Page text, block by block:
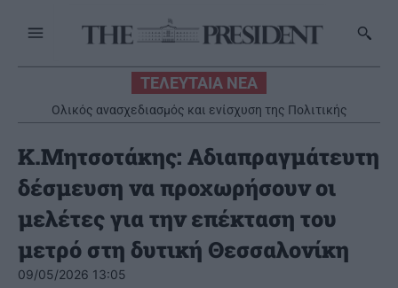
ΤΕΛΕΥΤΑΙΑ ΝΕΑ
Ολικός ανασχεδιασμός και ενίσχυση της Πολιτικής
Προστασίας και του Π.Σ. την περίοδο 2019-2026
Ο Πούτιν ανοίγει τον δρόμο για την πώληση κρατικού μεριδίου
30% στο μεγαλύτερο αεροδρόμιο της Μόσχας
Κ.Μητσοτάκης: Αδιαπραγμάτευτη
δέσμευση να προχωρήσουν οι
μελέτες για την επέκταση του
μετρό στη δυτική Θεσσαλονίκη
09/05/2026 13:05